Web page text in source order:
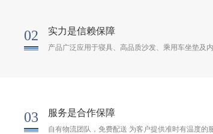
02 实力是信赖保障
产品广泛应用于寝具、高品质沙发、乘用车坐垫及
03 服务是合作保障
自有物流团队，免费配送 为客户提供准时有温度的